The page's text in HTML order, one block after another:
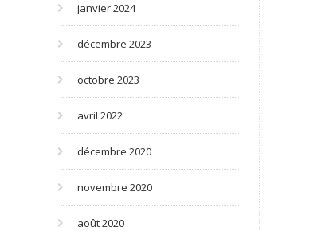
janvier 2024
décembre 2023
octobre 2023
avril 2022
décembre 2020
novembre 2020
août 2020